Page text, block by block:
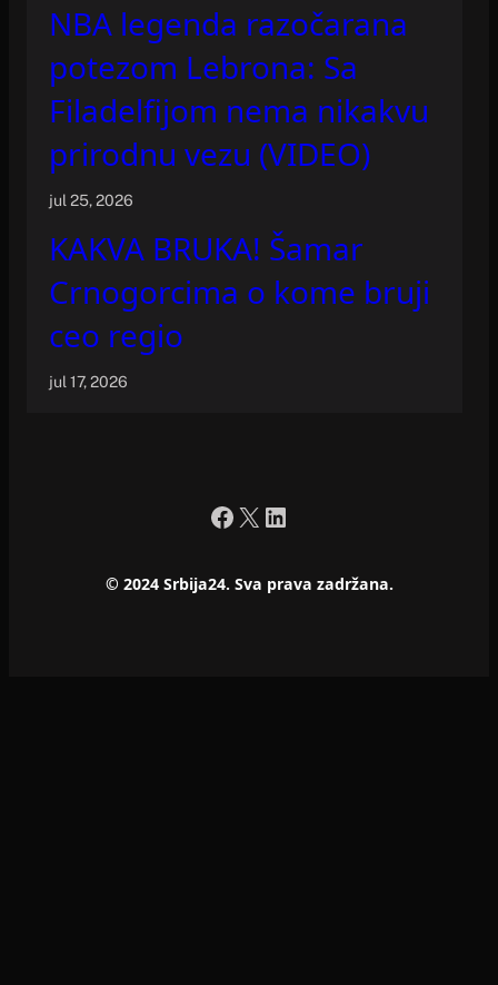
NBA legenda razočarana
potezom Lebrona: Sa
Filadelfijom nema nikakvu
prirodnu vezu (VIDEO)
jul 25, 2026
KAKVA BRUKA! Šamar
Crnogorcima o kome bruji
ceo regio
jul 17, 2026
Facebook
X LinkedIn
© 2024 Srbija24. Sva prava zadržana.